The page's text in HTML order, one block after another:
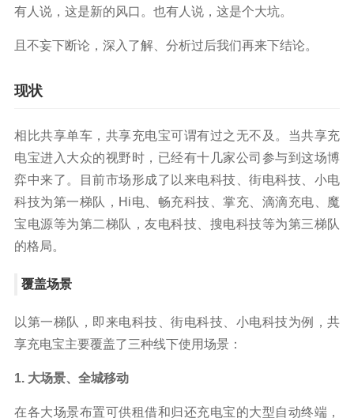
有人说，这是新的风口。也有人说，这是个大坑。
且不妄下断论，深入了解、分析过后我们再来下结论。
现状
相比共享单车，共享充电宝可谓有过之无不及。当共享充
电宝进入大众的视野时，已经有十几家公司参与到这场博
弈中来了。目前市场形成了以来电科技、街电科技、小电
科技为第一梯队，Hi电、畅充科技、掌充、滴滴充电、魔
宝电源等为第二梯队，友电科技、搜电科技等为第三梯队
的格局。
覆盖场景
以第一梯队，即来电科技、街电科技、小电科技为例，共
享充电宝主要覆盖了三种线下使用场景：
1. 大场景、全城移动
在各大场景布置可供租借和归还充电宝的大型自动终端，